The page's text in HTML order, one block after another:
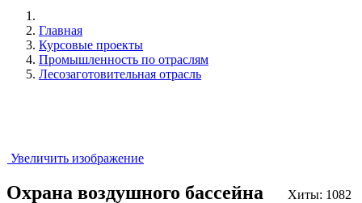
Главная
Курсовые проекты
Промышленность по отраслям
Лесозаготовительная отрасль
Увеличить изображение
Хиты: 1082
Охрана воздушного бассейна